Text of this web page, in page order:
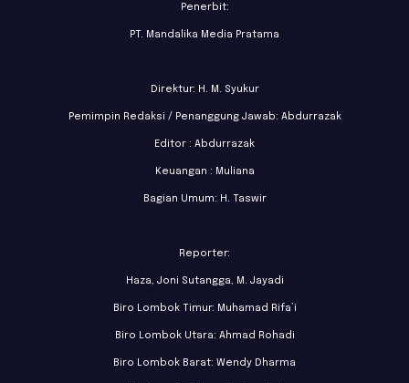
Penerbit:
PT. Mandalika Media Pratama
Direktur: H. M. Syukur
Pemimpin Redaksi / Penanggung Jawab: Abdurrazak
Editor : Abdurrazak
Keuangan : Muliana
Bagian Umum: H. Taswir
Reporter:
Haza, Joni Sutangga, M. Jayadi
Biro Lombok Timur: Muhamad Rifa’i
Biro Lombok Utara: Ahmad Rohadi
Biro Lombok Barat: Wendy Dharma